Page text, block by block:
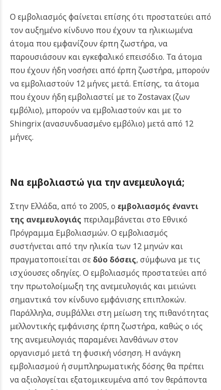
Ο εμβολιασμός φαίνεται επίσης ότι προστατεύει από
τον αυξημένο κίνδυνο που έχουν τα ηλικιωμένα
άτομα που εμφανίζουν έρπη ζωστήρα, να
παρουσιάσουν και εγκεφαλικό επεισόδιο. Τα άτομα
που έχουν ήδη νοσήσει από έρπη ζωστήρα, μπορούν
να εμβολιαστούν 12 μήνες μετά. Επίσης, τα άτομα
που έχουν ήδη εμβολιαστεί με το Zostavax (ζων
εμβόλιο), μπορούν να εμβολιαστούν και με το
Shingrix (ανασυνδυασμένο εμβόλιο) μετά από 12
μήνες.
Να εμβολιαστώ για την ανεμευλογιά;
Στην Ελλάδα, από το 2005, ο εμβολιασμός έναντι
της ανεμευλογιάς περιλαμβάνεται στο Εθνικό
Πρόγραμμα Εμβολιασμών. Ο εμβολιασμός
συστήνεται από την ηλικία των 12 μηνών και
πραγματοποιείται σε δύο δόσεις, σύμφωνα με τις
ισχύουσες οδηγίες. Ο εμβολιασμός προστατεύει από
την πρωτολοίμωξη της ανεμευλογιάς και μειώνει
σημαντικά τον κίνδυνο εμφάνισης επιπλοκών.
Παράλληλα, συμβάλλει στη μείωση της πιθανότητας
μελλοντικής εμφάνισης έρπη ζωστήρα, καθώς ο ιός
της ανεμευλογιάς παραμένει λανθάνων στον
οργανισμό μετά τη φυσική νόσηση. Η ανάγκη
εμβολιασμού ή συμπληρωματικής δόσης θα πρέπει
να αξιολογείται εξατομικευμένα από τον θεράποντα